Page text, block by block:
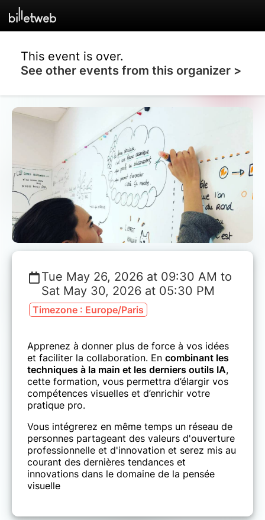
This event is over.
See other events from this organizer >
Tue May 26, 2026 at 09:30 AM to
Sat May 30, 2026 at 05:30 PM
Timezone : Europe/Paris
Apprenez à donner plus de force à vos idées
et faciliter la collaboration. En combinant les
techniques à la main et les derniers outils IA,
cette formation, vous permettra d’élargir vos
compétences visuelles et d’enrichir votre
pratique pro.
Vous intégrerez en même temps un réseau de
personnes partageant des valeurs d'ouverture
professionnelle et d'innovation et serez mis au
courant des dernières tendances et
innovations dans le domaine de la pensée
visuelle